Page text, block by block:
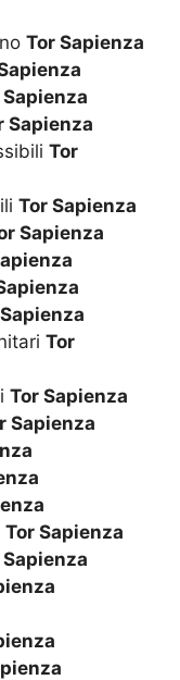
Tor Sapienza
Sapienza
Sapienza
Tor
Tor Sapienza
Sapienza
Tor
Tor Sapienza
Sapienza
Tor Sapienza
Sapienza